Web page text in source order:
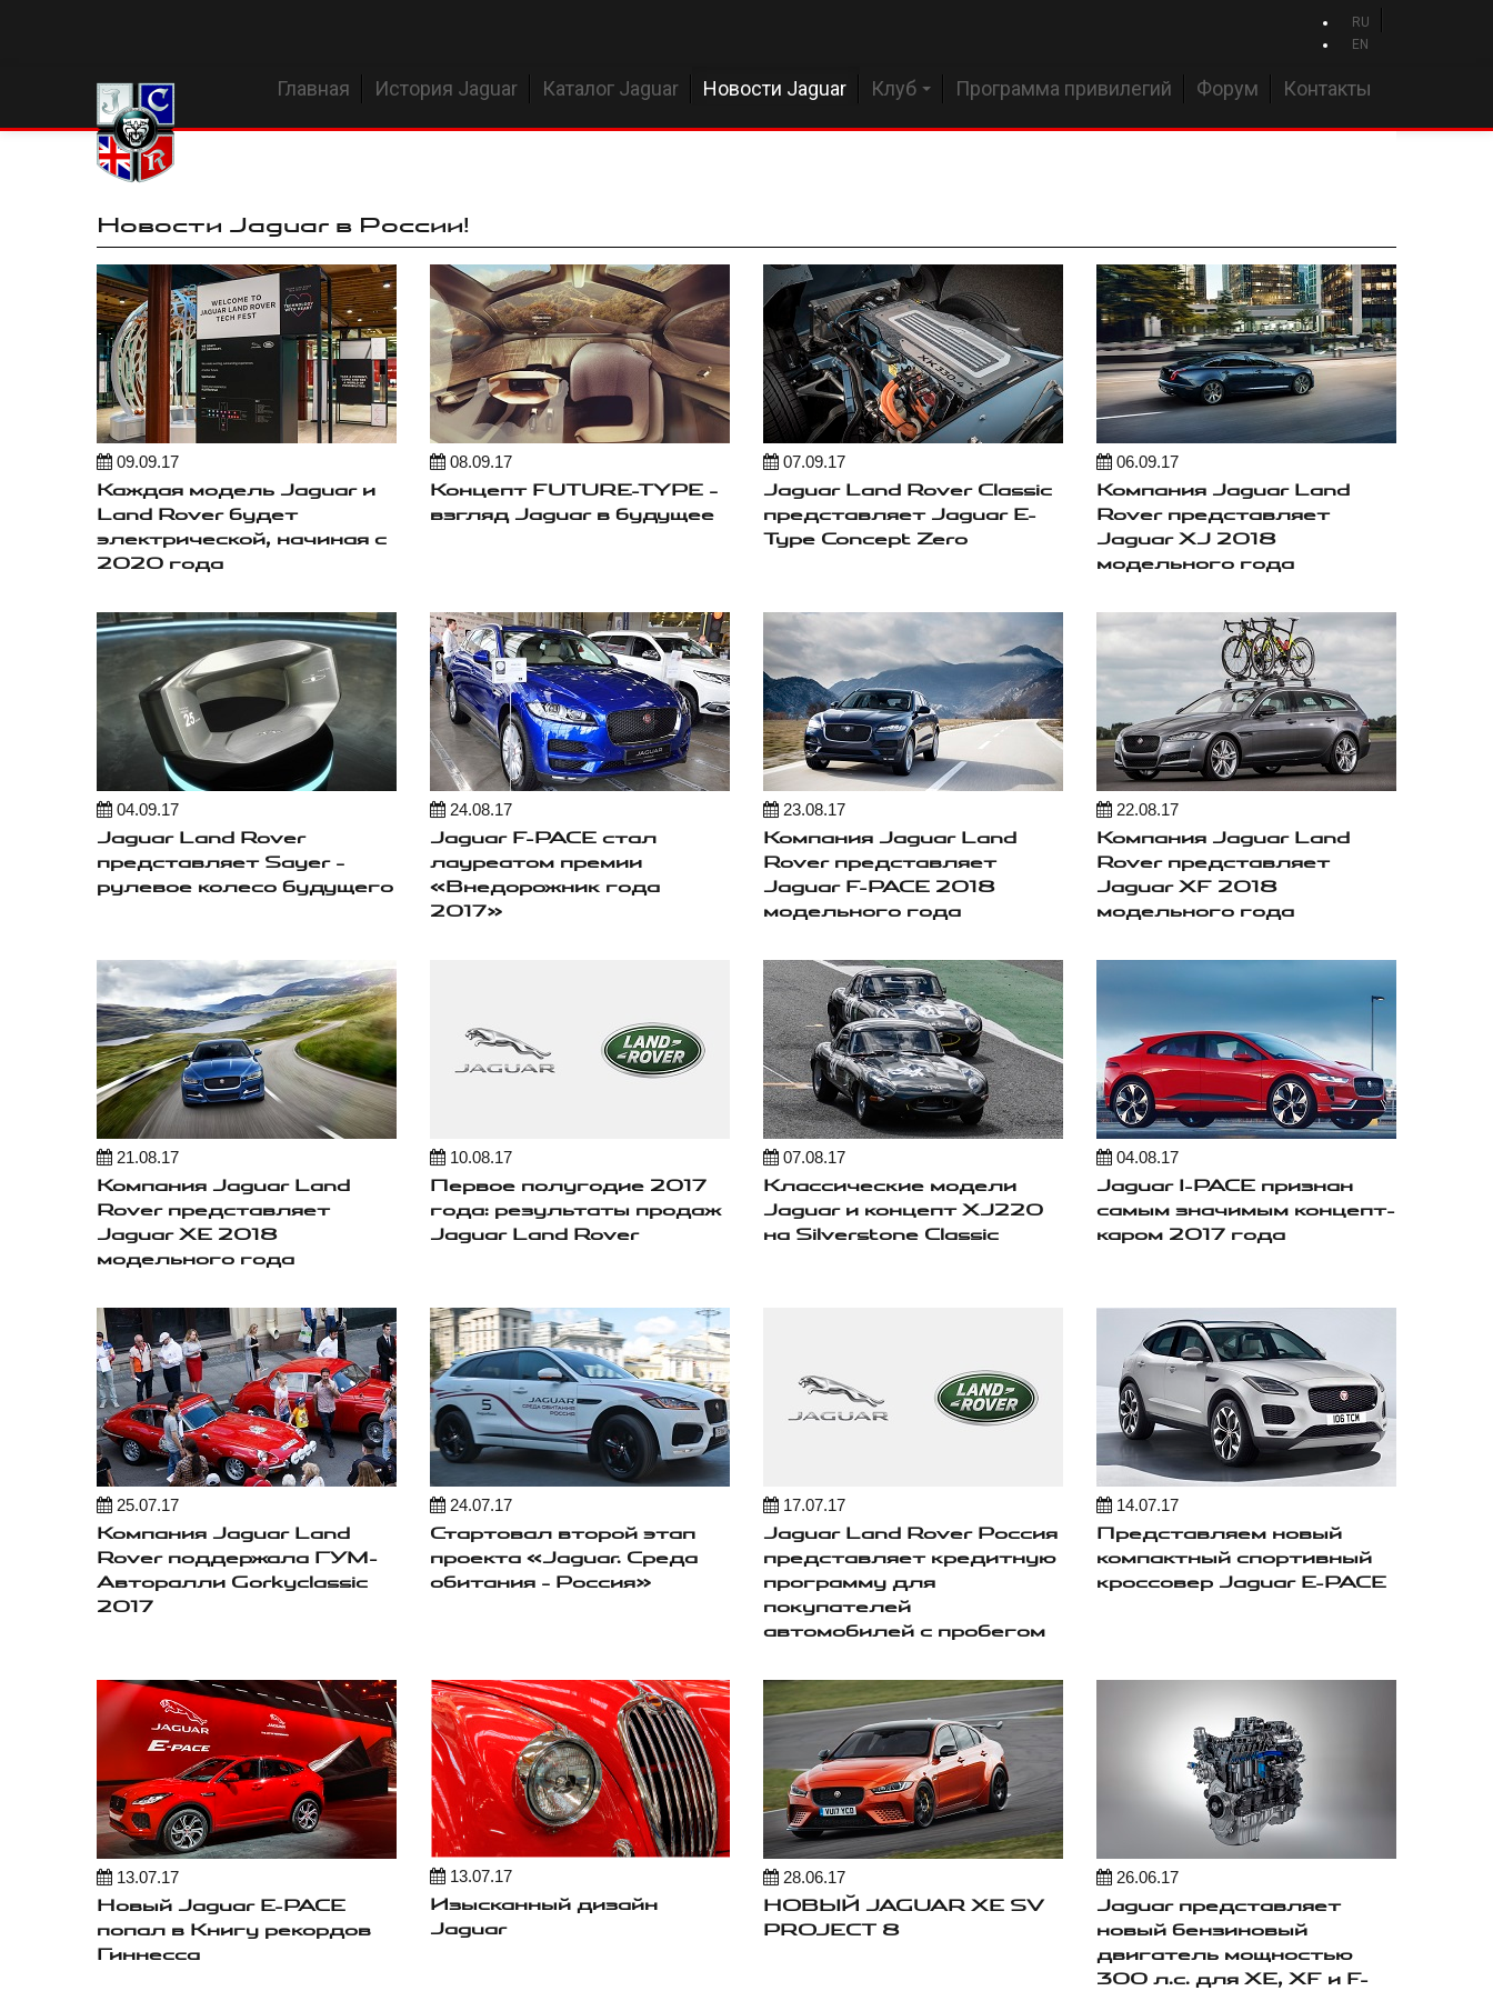
RU
EN
Главная История Jaguar Каталог Jaguar Новости Jaguar Клуб Программа привилегий Форум Контакты
Новости Jaguar в России!
09.09.17
Каждая модель Jaguar и
Land Rover будет
электрической, начиная с
2020 года
08.09.17
Концепт FUTURE-TYPE –
взгляд Jaguar в будущее
07.09.17
Jaguar Land Rover Classic
представляет Jaguar E-
Type Concept Zero
06.09.17
Компания Jaguar Land
Rover представляет
Jaguar XJ 2018
модельного года
04.09.17
Jaguar Land Rover
представляет Sayer –
рулевое колесо будущего
24.08.17
Jaguar F-PACE стал
лауреатом премии
«Внедорожник года
2017»
23.08.17
Компания Jaguar Land
Rover представляет
Jaguar F-PACE 2018
модельного года
22.08.17
Компания Jaguar Land
Rover представляет
Jaguar XF 2018
модельного года
21.08.17
Компания Jaguar Land
Rover представляет
Jaguar XE 2018
модельного года
10.08.17
Первое полугодие 2017
года: результаты продаж
Jaguar Land Rover
07.08.17
Классические модели
Jaguar и концепт XJ220
на Silverstone Classic
04.08.17
Jaguar I-PACE признан
самым значимым концепт-
каром 2017 года
25.07.17
Компания Jaguar Land
Rover поддержала ГУМ-
Авторалли Gorkyclassic
2017
24.07.17
Стартовал второй этап
проекта «Jaguar. Среда
обитания – Россия»
17.07.17
Jaguar Land Rover Россия
представляет кредитную
программу для
покупателей
автомобилей с пробегом
14.07.17
Представляем новый
компактный спортивный
кроссовер Jaguar E-PACE
13.07.17
Новый Jaguar E-PACE
попал в Книгу рекордов
Гиннесса
13.07.17
Изысканный дизайн
Jaguar
28.06.17
НОВЫЙ JAGUAR XE SV
PROJECT 8
26.06.17
Jaguar представляет
новый бензиновый
двигатель мощностью
300 л.с. для XE, XF и F-